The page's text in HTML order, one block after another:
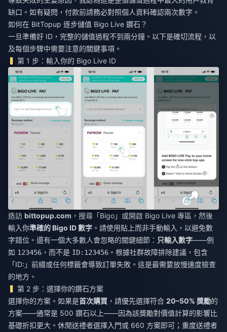
缺口。如有疑問，付款前請務必對照個人資料確認兩次數字。
如何在 BitTopup 逐步儲值 Bigo Live 鑽石？
一旦準備好 ID，完整的儲值過程不到兩分鐘。以下是確切流程，以
及每個步驟中需要注意的關鍵事項。
第 1 步：輸入你的 Bigo Live ID
造訪 bittopup.com ，搜尋「Bigo」或開啟 Bigo Live 專區，然後
輸入你準確的 Bigo ID 數字 。請使用貼上而非手動輸入，以避免數
字錯位。還有一個大多數人會忽略的關鍵細節： 只輸入數字——例
如 123456 ，而不是 ID:123456 。根據社群故障排除建議，包含
「ID:」前綴或任何標籤會導致訂單失敗。這是最需要放慢速度檢查
的地方。
第 2 步：選擇你的鑽石方案
選擇你的方案。如果是首次購買 ，請優先選擇符合 20–50% 獎勵的
方案——通常是 500 鑽石以上——因為該獎勵對價值計算的影響比
基礎折扣更大。休閒送禮者選擇入門或 660 方案即可；重度送禮者